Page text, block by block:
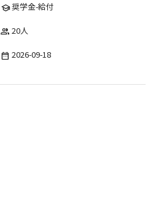
school奨学金-給付
group 20人
date_range 2026-09-18